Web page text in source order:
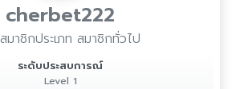
cherbet222
สมาชิกประเภท สมาชิกทั่วไป
ระดับประสบการณ์
Level 1